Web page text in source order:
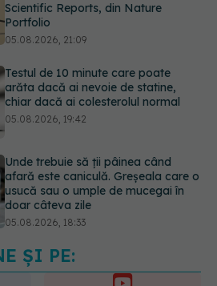
Testul de 10 minute care poate
arăta dacă ai nevoie de statine,
chiar dacă ai colesterolul normal
Unde trebuie să ții pâinea când
afară este caniculă. Greșeala care o
usucă sau o umple de mucegai în
05.08.2026, 18:33
Adevărul despre tratamentul cu
doze mari de Vitamina D în cancerul
colorectal
ȘI PE: